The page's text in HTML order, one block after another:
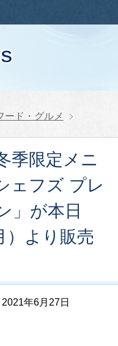
ード・グルメ
季限定メニ
ェフズ プレ
」が本日
）より販売
2021年6月27日